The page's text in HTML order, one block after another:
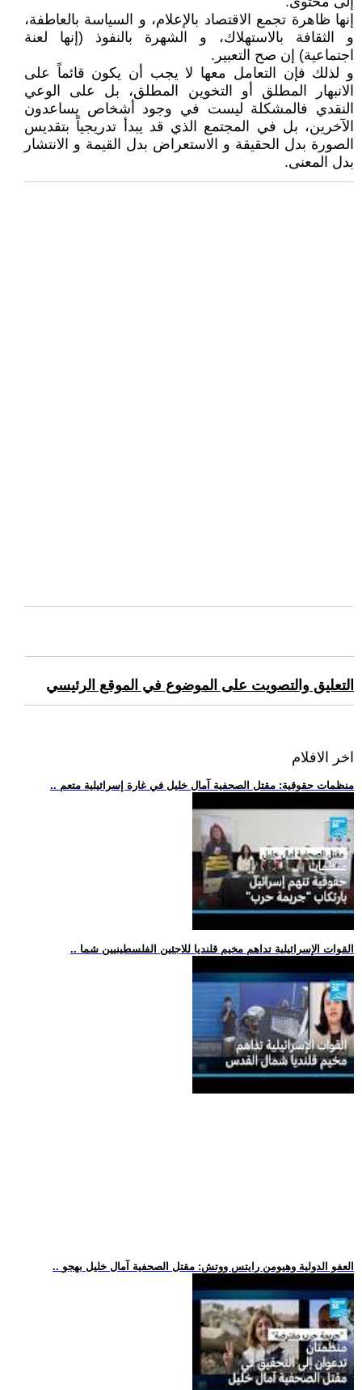
إنها ظاهرة تجمع الاقتصاد بالإعلام، و السياسة بالعاطفة،
و الثقافة بالاستهلاك، و الشهرة بالنفوذ (إنها لعنة
اجتماعية) إن صح التعبير.
و لذلك فإن التعامل معها لا يجب أن يكون قائماً على
الانبهار المطلق أو التخوين المطلق، بل على الوعي
النقدي فالمشكلة ليست في وجود أشخاص يساعدون
الآخرين، بل في المجتمع الذي قد يبدأ تدريجياً بتقديس
الصورة بدل الحقيقة و الاستعراض بدل القيمة و الانتشار
بدل المعنى.
التعليق والتصويت على الموضوع في الموقع الرئيسي
اخر الافلام
.. منظمات حقوقية: مقتل الصحفية آمال خليل في غارة إسرائيلية متعم
.. القوات الإسرائيلية تداهم مخيم قلنديا للاجئين الفلسطينيين شما
.. العفو الدولية وهيومن رايتس ووتش: مقتل الصحفية آمال خليل بهجو